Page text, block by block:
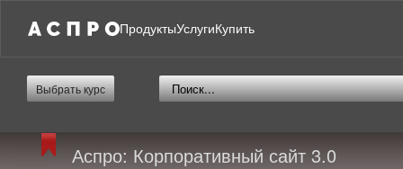
ПродуктыУслугиКупить
Выбрать курс
Аспро: Корпоративный сайт 3.0